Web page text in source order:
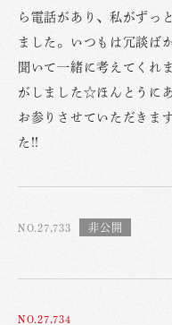
ら電話があり、私がずっ
ました。いつもは冗談ば
聞いて一緒に考えてくれ
がしました☆ほんとうに
お参りさせていただきま
た!!
NO.27,733
NO.27,734